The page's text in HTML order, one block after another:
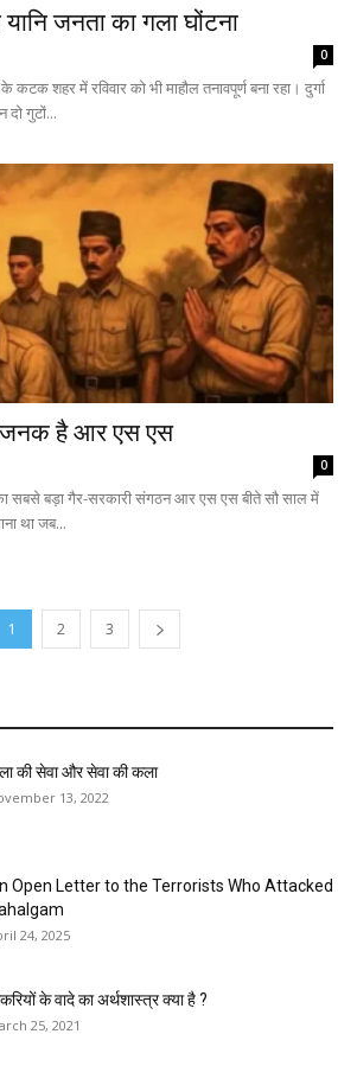
जनता का गला घोंटना
0
शहर में रविवार को भी माहौल तनावपूर्ण बना रहा। दुर्गा
दो गुटों...
जनक है आर एस एस
0
बड़ा गैर-सरकारी संगठन आर एस एस बीते सौ साल में
था जब...
1 2 3
की सेवा और सेवा की कला
13, 2022
Open Letter to the Terrorists Who Attacked
24, 2025
के वादे का अर्थशास्त्र क्या है ?
25, 2021